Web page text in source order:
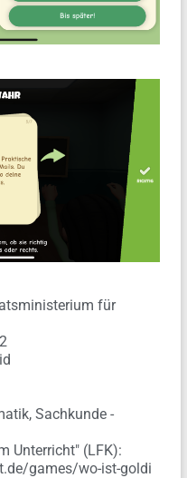
für
Sachkunde -
Unterricht" (LFK):
games/wo-ist-goldi